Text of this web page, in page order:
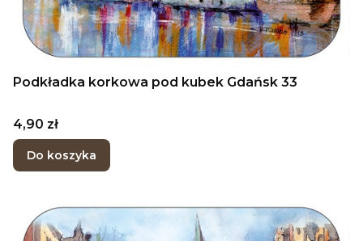
Podkładka korkowa pod kubek Gdańsk 33
Cena
4,90 zł
Do koszyka